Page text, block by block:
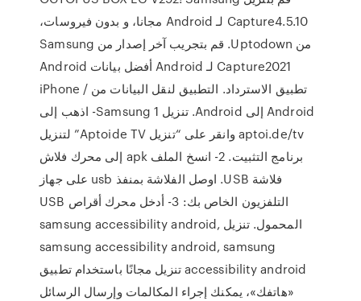
Capture4.5.10 لـ Android مجانا، و بدون فيروسات،
من Uptodown. قم بتجريب آخر إصدار من Samsung
Capture2021 لـ Android أفضل بيانات Android
تطبيق الاسترداد. التطبيق لنقل البيانات من iPhone /
Android إلى Android. تنزيل Samsung 1- اذهب إلى
aptoi.de/tv وانقر على “تنزيل Aptoide TV” لتنزيل
برنامج التثبيت. 2- انسخ الملف apk إلى محرك فلاش
فلاشة USB. اوصل الفلاشة بمنفذ usb على جهاز
التلفزيون الخاص بك: 3- أدخل محرك أقراص USB
المحمول. تنزيل samsung accessibility android,
samsung accessibility android, samsung
accessibility android تنزيل مجانًا باستخدام تطبيق
«هاتفك»، يمكنك إجراء المكالمات وإرسال الرسائل